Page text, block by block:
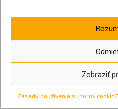
Zobraziť
Zásady používania súborov cookie
Puzdro Fenix APB-30 je
...
ALP-10